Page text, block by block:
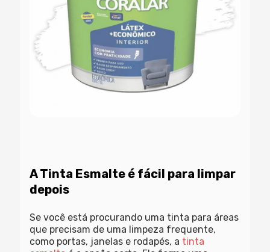
A Tinta Esmalte é fácil para limpar
depois
Se você está procurando uma tinta para áreas
que precisam de uma limpeza frequente,
como portas, janelas e rodapés, a tinta